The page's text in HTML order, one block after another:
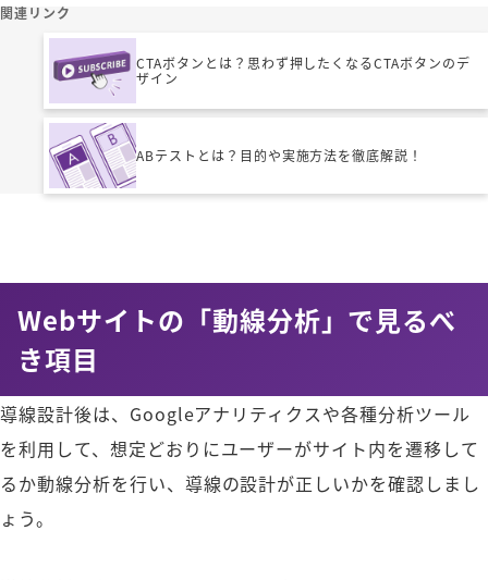
関連リンク
CTAボタンとは？思わず押したくなるCTAボタンのデ
ザイン
ABテストとは？目的や実施方法を徹底解説！
Webサイトの「動線分析」で見るべ
き項目
導線設計後は、Googleアナリティクスや各種分析ツール
を利用して、想定どおりにユーザーがサイト内を遷移して
るか動線分析を行い、導線の設計が正しいかを確認しまし
ょう。